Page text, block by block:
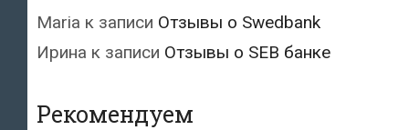
Maria к записи Отзывы о Swedbank
Ирина к записи Отзывы о SEB банке
Рекомендуем